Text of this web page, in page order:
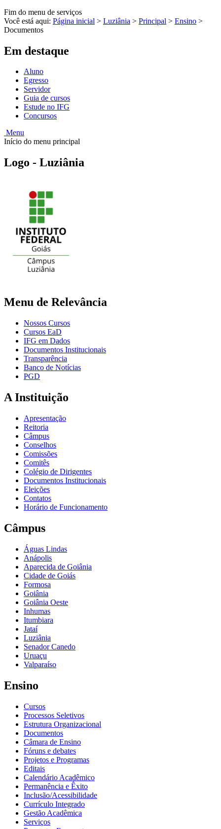
Fim do menu de serviços
Você está aqui: Página inicial > Luziânia > Principal > Ensino >
Documentos
Em destaque
Aluno
Egresso
Servidor
Guia de cursos
Estude no IFG
Concursos
Menu
Início do menu principal
Logo - Luziânia
Menu de Relevância
Nossos Cursos
Cursos EaD
IFG em Dados
Documentos Institucionais
Transparência
Banco de Notícias
PGD
A Instituição
Apresentação
Reitoria
Câmpus
Conselhos
Comissões
Comitês
Colégio de Dirigentes
Documentos Institucionais
Eleições
Contatos
Horário de Funcionamento
Câmpus
Águas Lindas
Anápolis
Aparecida de Goiânia
Cidade de Goiás
Formosa
Goiânia
Goiânia Oeste
Inhumas
Itumbiara
Jataí
Luziânia
Senador Canedo
Uruaçu
Valparaíso
Ensino
Cursos
Processos Seletivos
Estrutura Organizacional
Documentos
Câmara de Ensino
Fóruns e debates
Projetos e Programas
Editais
Calendário Acadêmico
Permanência e Êxito
Inclusão/Acessibilidade
Currículo Integrado
Gestão Acadêmica
Serviços